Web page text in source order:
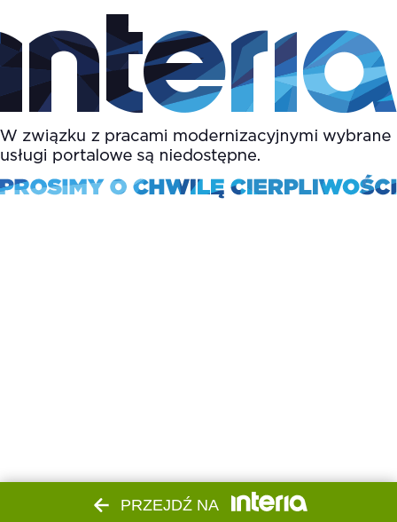
PRZEJDŹ NA